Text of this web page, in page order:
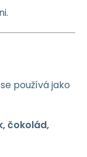
používá jako
čokolád,